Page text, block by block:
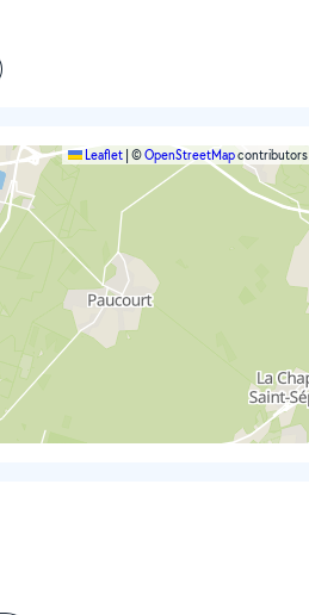
Leaflet ©OpenStreetMapcontributors